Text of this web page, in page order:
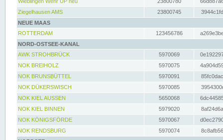
Ziegelhausen AMS
23800745
NEUE MAAS
ROTTERDAM
123456786
NORD-OSTSEE-KANAL
AWK STROHBRÜCK
5970069
NOK BREIHOLZ
5970075
NOK BRUNSBÜTTEL
5970091
NOK DÜKERSWISCH
5970085
NOK KIEL AUSSEN
5650068
NOK KIEL BINNEN
5979020
NOK KÖNIGSFÖRDE
5970067
NOK RENDSBURG
5970074